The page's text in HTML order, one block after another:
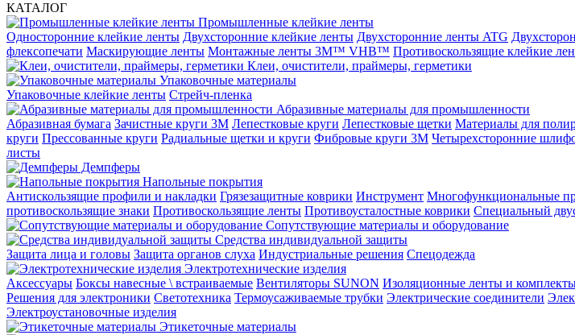
КАТАЛОГ
Промышленные клейкие ленты
Односторонние клейкие ленты Двухсторонние клейкие ленты Двухсторонние ленты ATG
флексопечати Маскирующие ленты Монтажные ленты 3M™ VHB™ Противоскользящие клейкие
Клеи, очистители, праймеры, герметики
Упаковочные материалы
Упаковочные клейкие ленты Стрейч-пленка
Абразивные материалы для промышленности
Абразивная бумага Зачистные круги 3М Лепестковые круги Лепестковые щетки Материалы для
круги Прессованные круги Радиальные щетки и круги Фибровые круги 3М Четырехсторонние
листы
Демпферы
Напольные покрытия
Aнтискользящие профили и накладки Грязезащитные коврики Инструмент Многофункциональные
противоскользящие знаки Противоскользящие ленты Противоусталостные коврики Специальный
Сопутствующие материалы и оборудование
Средства индивидуальной защиты
Защита лица и головы Защита органов слуха Индустриальные решения Спецодежда
Электротехнические изделия
Аксессуары Боксы навесные \ встраиваемые Вентиляторы SUNON Изоляционные ленты и
Решения для электроники Светотехника Термоусаживаемые трубки Электрические соединители
Электроустановочные изделия
Этикеточные материалы